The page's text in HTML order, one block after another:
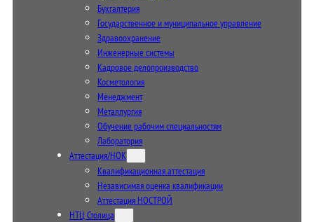
Бухгалтерия
Государственное и муниципальное управление
Здравоохранение
Инженерные системы
Кадровое делопроизводство
Косметология
Менеджмент
Металлургия
Обучение рабочим специальностям
Лаборатория
Аттестация/НОК
Квалификационная аттестация
Независимая оценка квалификации
Аттестация НОСТРОЙ
НТЦ Столица